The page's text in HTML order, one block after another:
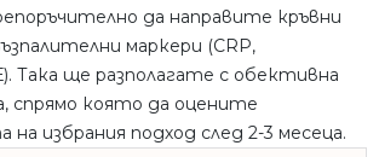
да направите кръвни
маркери (CRP,
Така ще разполагате с обективна
спрямо която да оцените
избрания подход след 2-3 месеца.